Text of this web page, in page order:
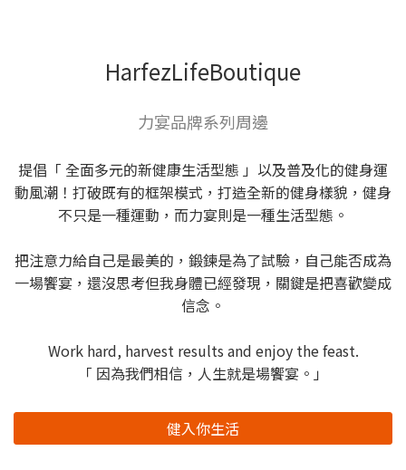
HarfezLifeBoutique
力宴品牌系列周邊
提倡「 全面多元的新健康生活型態 」以及普及化的健身運
動風潮！打破既有的框架模式，打造全新的健身樣貌，健身
不只是一種運動，而力宴則是一種生活型態。
把注意力給自己是最美的，鍛鍊是為了試驗，自己能否成為
一場饗宴，還沒思考但我身體已經發現，關鍵是把喜歡變成
信念。
Work hard, harvest results and enjoy the feast.
「 因為我們相信，人生就是場饗宴。」
健入你生活